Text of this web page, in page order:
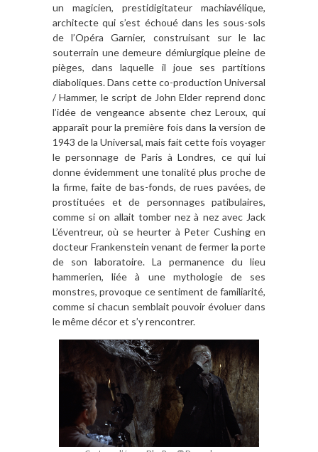
un magicien, prestidigitateur machiavélique,
architecte qui s’est échoué dans les sous-sols
de l’Opéra Garnier, construisant sur le lac
souterrain une demeure démiurgique pleine de
pièges, dans laquelle il joue ses partitions
diaboliques. Dans cette co-production Universal
/ Hammer, le script de John Elder reprend donc
l’idée de vengeance absente chez Leroux, qui
apparaît pour la première fois dans la version de
1943 de la Universal, mais fait cette fois voyager
le personnage de Paris à Londres, ce qui lui
donne évidemment une tonalité plus proche de
la firme, faite de bas-fonds, de rues pavées, de
prostituées et de personnages patibulaires,
comme si on allait tomber nez à nez avec Jack
L’éventreur, où se heurter à Peter Cushing en
docteur Frankenstein venant de fermer la porte
de son laboratoire. La permanence du lieu
hammerien, liée à une mythologie de ses
monstres, provoque ce sentiment de familiarité,
comme si chacun semblait pouvoir évoluer dans
le même décor et s’y rencontrer.